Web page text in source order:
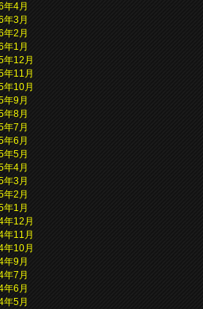
年4月
年3月
年2月
年1月
年12月
年11月
年10月
年9月
年8月
年7月
年6月
年5月
年4月
年3月
年2月
年1月
年12月
年11月
年10月
年9月
年7月
年6月
年5月